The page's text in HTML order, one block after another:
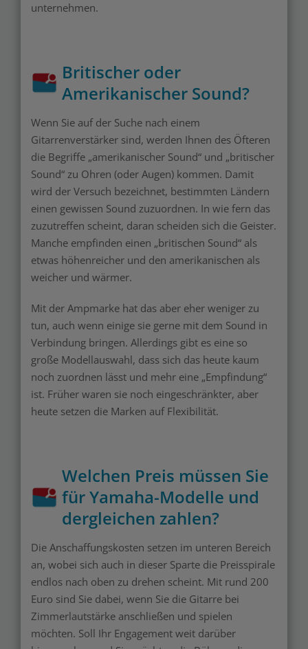
unternehmen.
Britischer oder
Amerikanischer Sound?
Wenn Sie auf der Suche nach einem
Gitarrenverstärker sind, werden Ihnen des Öfteren
die Begriffe „amerikanischer Sound“ und „britischer
Sound“ zu Ohren (oder Augen) kommen. Damit
wird der Versuch bezeichnet, bestimmten Ländern
einen gewissen Sound zuzuordnen. In wie fern das
zuzutreffen scheint, daran scheiden sich die Geister.
Manche empfinden einen „britischen Sound“ als
etwas höhenreicher und den amerikanischen als
weicher und wärmer.
Mit der Ampmarke hat das aber eher weniger zu
tun, auch wenn einige sie gerne mit dem Sound in
Verbindung bringen. Allerdings gibt es eine so
große Modellauswahl, dass sich das heute kaum
noch zuordnen lässt und mehr eine „Empfindung“
ist. Früher waren sie noch eingeschränkter, aber
heute setzen die Marken auf Flexibilität.
Welchen Preis müssen Sie
für Yamaha-Modelle und
dergleichen zahlen?
Die Anschaffungskosten setzen im unteren Bereich
an, wobei sich auch in dieser Sparte die Preisspirale
endlos nach oben zu drehen scheint. Mit rund 200
Euro sind Sie dabei, wenn Sie die Gitarre bei
Zimmerlautstärke anschließen und spielen
möchten. Soll Ihr Engagement weit darüber